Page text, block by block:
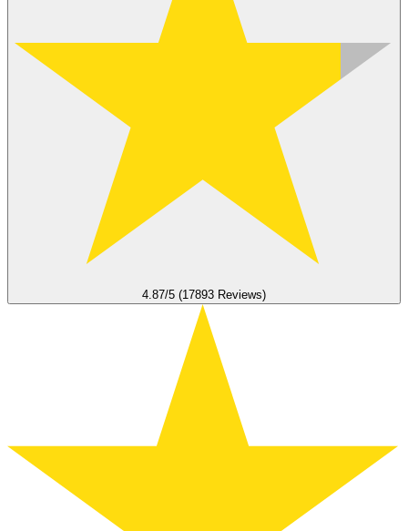
4.87/5 (17893 Reviews)